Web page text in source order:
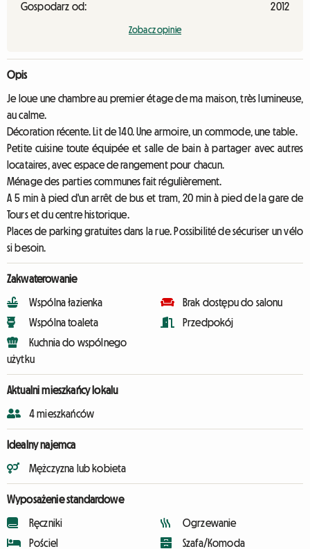
Gospodarz od:
2012
Zobacz opinie
Opis
Je loue une chambre au premier étage de ma maison, très lumineuse,
au calme.
Décoration récente. Lit de 140. Une armoire, un commode, une table.
Petite cuisine toute équipée et salle de bain à partager avec autres
locataires, avec espace de rangement pour chacun.
Ménage des parties communes fait régulièrement.
A 5 min à pied d'un arrêt de bus et tram, 20 min à pied de la gare de
Tours et du centre historique.
Places de parking gratuites dans la rue. Possibilité de sécuriser un vélo
si besoin.
Zakwaterowanie
Wspólna łazienka
Wspólna toaleta
Kuchnia do wspólnego
użytku
Brak dostępu do salonu
Przedpokój
Aktualni mieszkańcy lokalu
4 mieszkańców
Idealny najemca
Mężczyzna lub kobieta
Wyposażenie standardowe
Ręczniki
Pościel
Ogrzewanie
Szafa/Komoda